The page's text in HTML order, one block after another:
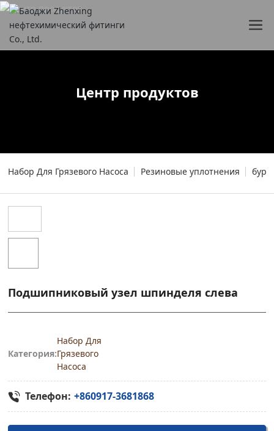
Центр продуктов
Набор Для Грязевого Насоса Резиновые уплотнения
Подшипниковый узел шпинделя слева
Категория:
Набор Для
Грязевого
Насоса
Телефон: +860917-3681868